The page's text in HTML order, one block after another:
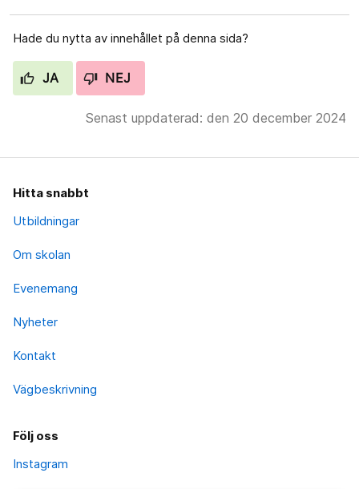
Hade du nytta av innehållet på denna sida?
JA NEJ
Senast uppdaterad: den 20 december 2024
Hitta snabbt
Utbildningar
Om skolan
Evenemang
Nyheter
Kontakt
Vägbeskrivning
Följ oss
Instagram